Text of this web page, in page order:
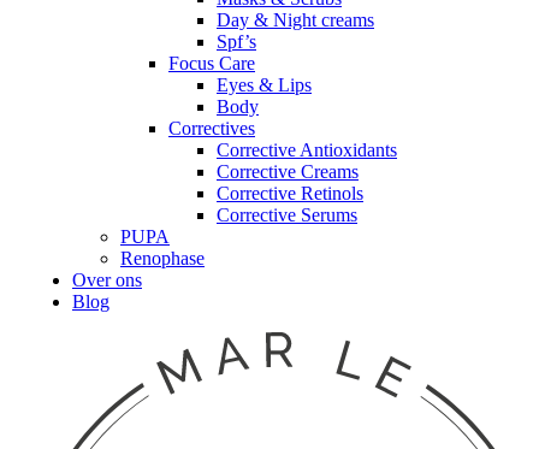
Day & Night creams
Spf’s
Focus Care
Eyes & Lips
Body
Correctives
Corrective Antioxidants
Corrective Creams
Corrective Retinols
Corrective Serums
PUPA
Renophase
Over ons
Blog